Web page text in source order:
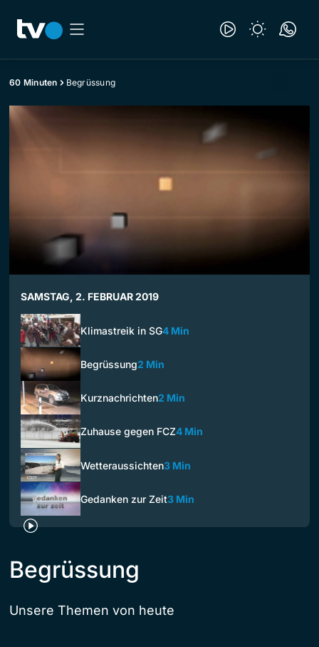
60 Minuten Begrüssung
SAMSTAG, 2. FEBRUAR 2019
Klimastreik in SG4 Min
Begrüssung2 Min
Kurznachrichten2 Min
Zuhause gegen FCZ4 Min
Wetteraussichten3 Min
Gedanken zur Zeit3 Min
Begrüssung
Unsere Themen von heute